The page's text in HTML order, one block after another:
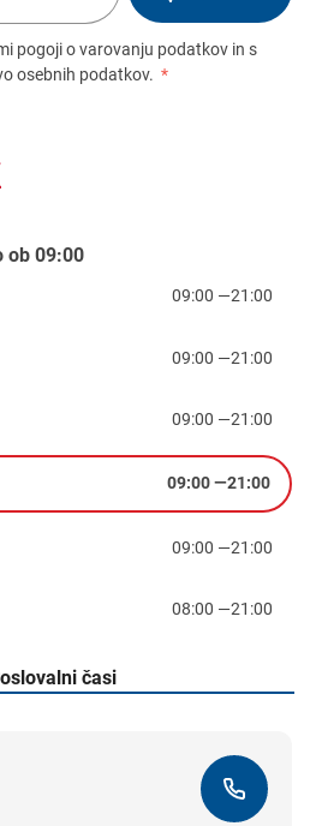
pogoji o varovanju podatkov in s
osebnih podatkov. *
ob 09:00
09:00 —21:00
09:00 —21:00
09:00 —21:00
09:00—21:00
09:00 —21:00
08:00 —21:00
časi